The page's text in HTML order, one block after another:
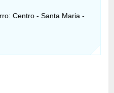
Centro - Santa Maria -